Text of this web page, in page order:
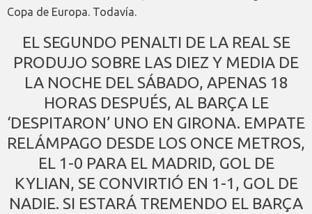
Copa de Europa. Todavía.
EL SEGUNDO PENALTI DE LA REAL SE
PRODUJO SOBRE LAS DIEZ Y MEDIA DE
LA NOCHE DEL SÁBADO, APENAS 18
HORAS DESPUÉS, AL BARÇA LE
‘DESPITARON’ UNO EN GIRONA. EMPATE
RELÁMPAGO DESDE LOS ONCE METROS,
EL 1-0 PARA EL MADRID, GOL DE
KYLIAN, SE CONVIRTIÓ EN 1-1, GOL DE
NADIE. SI ESTARÁ TREMENDO EL BARÇA